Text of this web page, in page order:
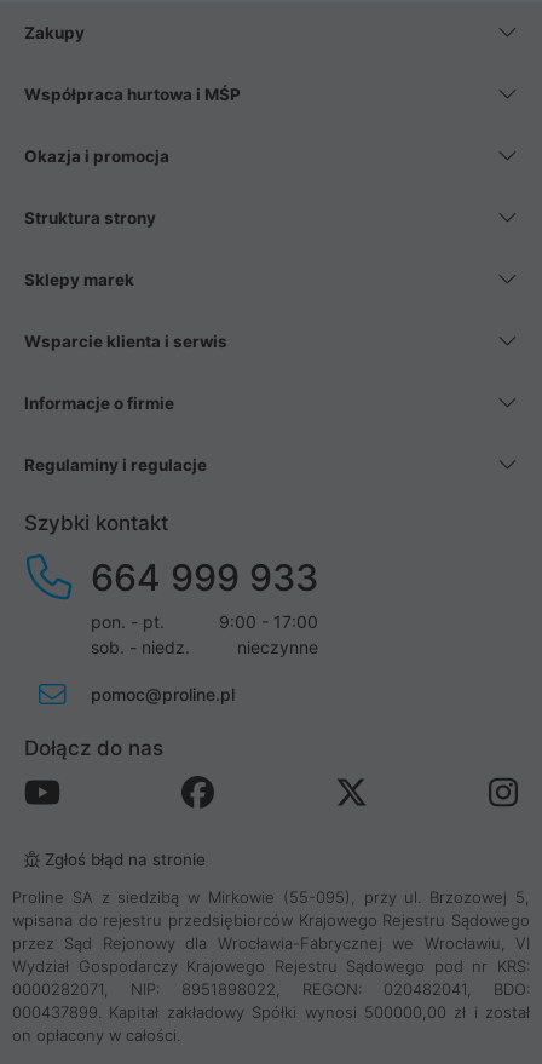
Zakupy
Współpraca hurtowa i MŚP
Okazja i promocja
Struktura strony
Sklepy marek
Wsparcie klienta i serwis
Informacje o firmie
Regulaminy i regulacje
Szybki kontakt
664 999 933
pon. - pt.
9:00 - 17:00
sob. - niedz.
nieczynne
pomoc@proline.pl
Dołącz do nas
Zgłoś błąd na stronie
Proline SA z siedzibą w Mirkowie (55-095), przy ul. Brzozowej 5,
wpisana do rejestru przedsiębiorców Krajowego Rejestru Sądowego
przez Sąd Rejonowy dla Wrocławia-Fabrycznej we Wrocławiu, VI
Wydział Gospodarczy Krajowego Rejestru Sądowego pod nr KRS:
0000282071, NIP: 8951898022, REGON: 020482041, BDO:
000437899. Kapitał zakładowy Spółki wynosi 500000,00 zł i został
on opłacony w całości.